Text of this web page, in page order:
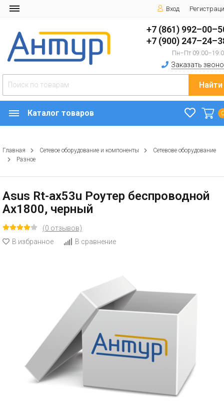
Вход
+7 (861)
+7 (900)
Пн–Пт
Заказать
Найти
Каталог товаров
Главная Сетевое оборудование и компоненты
Сетевове оборудование
Разное
Asus Rt-ax53u Роутер беспроводной
Ax1800, черный
(0 отзывов)
В избранное
В сравнение